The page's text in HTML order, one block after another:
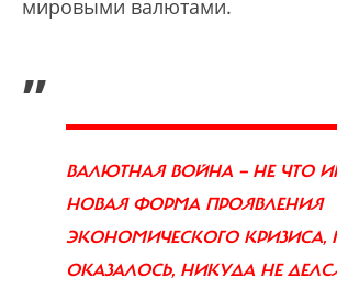
мировыми валютами.
„
ВАЛЮТНАЯ ВОЙНА — НЕ ЧТО
НОВАЯ ФОРМА ПРОЯВЛЕНИЯ
ЭКОНОМИЧЕСКОГО КРИЗИСА,
ОКАЗАЛОСЬ, НИКУДА НЕ